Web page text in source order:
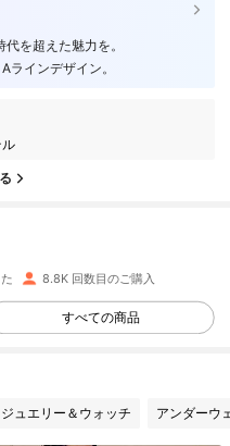
を超えた魅力を。
ラインデザイン。
8.8K 回数目のご購入
すべての商品
ジュエリー＆ウォッチ アンダーウ